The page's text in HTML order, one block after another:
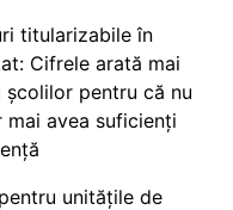
titularizabile în
Cifrele arată mai
pentru că nu
avea suficienți
unitățile de